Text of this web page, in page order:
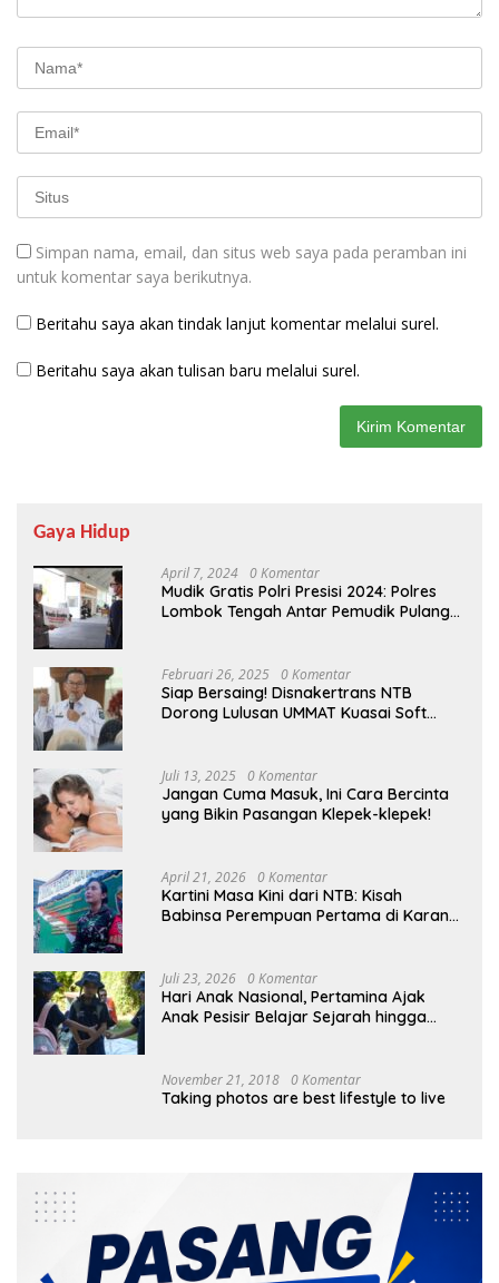
Simpan nama, email, dan situs web saya pada peramban ini
untuk komentar saya berikutnya.
Beritahu saya akan tindak lanjut komentar melalui surel.
Beritahu saya akan tulisan baru melalui surel.
Gaya Hidup
April 7, 2024 0 Komentar
Mudik Gratis Polri Presisi 2024: Polres
Lombok Tengah Antar Pemudik Pulang
Februari 26, 2025 0 Komentar
Siap Bersaing! Disnakertrans NTB
Dorong Lulusan UMMAT Kuasai Soft
Juli 13, 2025 0 Komentar
Jangan Cuma Masuk, Ini Cara Bercinta
yang Bikin Pasangan Klepek-klepek!
April 21, 2026 0 Komentar
Kartini Masa Kini dari NTB: Kisah
Babinsa Perempuan Pertama di Karang
Juli 23, 2026 0 Komentar
Hari Anak Nasional, Pertamina Ajak
Anak Pesisir Belajar Sejarah hingga
November 21, 2018 0 Komentar
Taking photos are best lifestyle to live